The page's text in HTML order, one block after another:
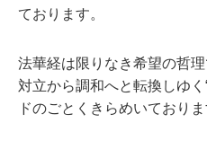
ております。
法華経は限りなき希望の哲
対立から調和へと転換しゆ
ドのごとくきらめいておりま